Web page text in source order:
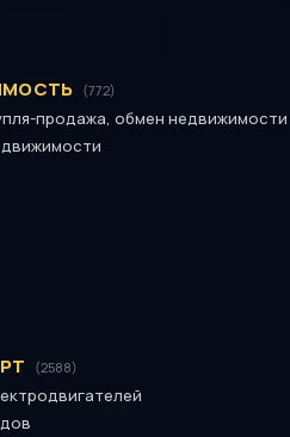
(772)
продажа, обмен недвижимости
(2588)